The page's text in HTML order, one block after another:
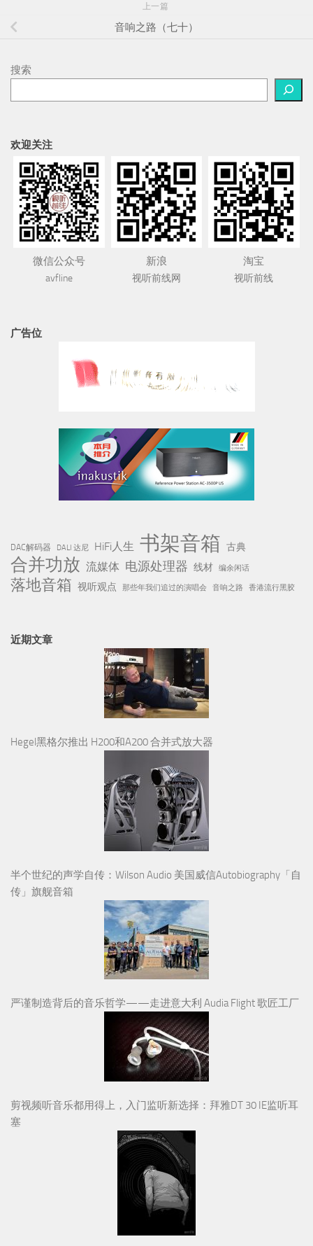
上一篇
音响之路（七十）
搜索
欢迎关注
微信公众号
avfline
新浪
视听前线网
淘宝
视听前线
广告位
DAC解码器 DALI 达尼 HiFi人生 书架音箱 古典
合并功放 流媒体 电源处理器 线材 编余闲话
落地音箱 视听观点 那些年我们追过的演唱会 音响之路 香港流行黑胶
近期文章
Hegel黑格尔推出 H200和A200 合并式放大器
半个世纪的声学自传：Wilson Audio 美国威信Autobiography「自
传」旗舰音箱
严谨制造背后的音乐哲学——走进意大利 Audia Flight 歌匠工厂
剪视频听音乐都用得上，入门监听新选择：拜雅DT 30 IE监听耳
塞